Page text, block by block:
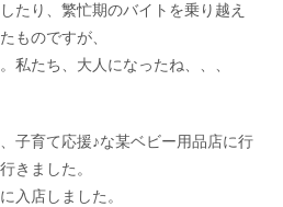
たり、繁忙期のバイトを乗り越え
ものですが、
私たち、大人になったね、、、
子育て応援♪な某ベビー用品店に行
きました。
入店しました。